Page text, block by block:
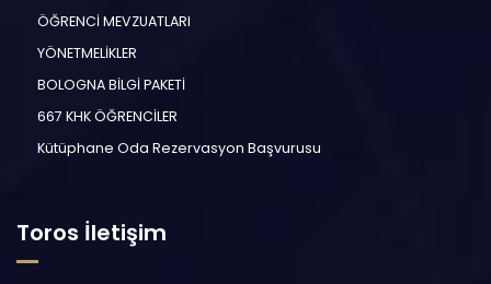
ÖĞRENCİ MEVZUATLARI
YÖNETMELİKLER
BOLOGNA BİLGİ PAKETİ
667 KHK ÖĞRENCİLER
Kütüphane Oda Rezervasyon Başvurusu
Toros İletişim